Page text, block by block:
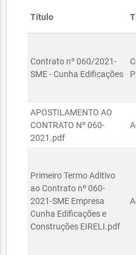
Título
Contrato nº 060/2021-
SME - Cunha Edificações
APOSTILAMENTO AO
CONTRATO Nº 060-
2021.pdf
Primeiro Termo Aditivo
ao Contrato nº 060-
2021-SME Empresa
Cunha Edificações e
Construções EIRELI.pdf